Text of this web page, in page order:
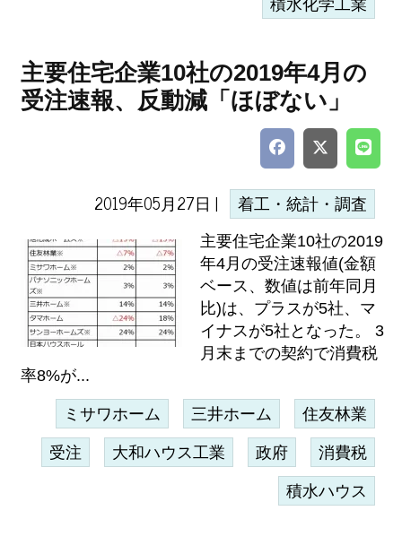
積水化学工業
主要住宅企業10社の2019年4月の
受注速報、反動減「ほぼない」
2019年05月27日 | 着工・統計・調査
主要住宅企業10社の2019
年4月の受注速報値(金額
ベース、数値は前年同月
比)は、プラスが5社、マ
イナスが5社となった。 3
月末までの契約で消費税
率8%が...
ミサワホーム 三井ホーム 住友林業
受注 大和ハウス工業 政府 消費税
積水ハウス